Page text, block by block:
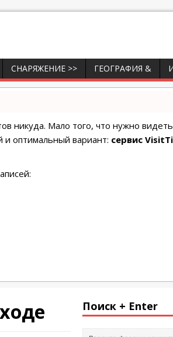
СНАРЯЖЕНИЕ >> ГЕОГРАФИЯ &
никуда. Мало того, что нужно
оптимальный вариант: сервис
Поиск + Enter